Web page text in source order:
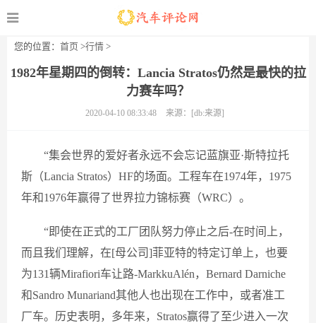
您的位置： 首页 >行情 >
1982年星期四的倒转：Lancia Stratos仍然是最快的拉
力赛车吗？
2020-04-10 08:33:48 来源：[db:来源]
“集会世界的爱好者永远不会忘记蓝旗亚·斯特拉托
斯（Lancia Stratos）HF的场面。工程车在1974年，1975
年和1976年赢得了世界拉力锦标赛（WRC）。
“即使在正式的工厂团队努力停止之后-在时间上，
而且我们理解，在[母公司]菲亚特的特定订单上，也要
为131辆Mirafiori车让路-MarkkuAlén，Bernard Darniche
和Sandro Munariand其他人也出现在工作中，或者准工
厂车。历史表明，多年来，Stratos赢得了至少进入一次